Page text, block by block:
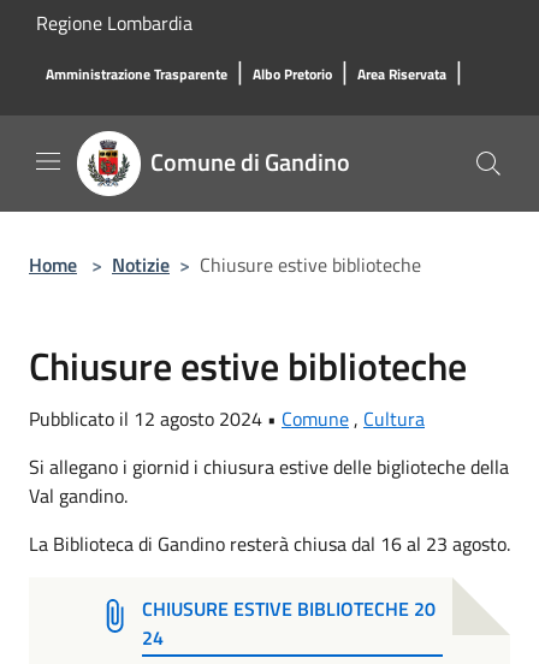
Salta al contenuto principale
Regione Lombardia
Amministrazione Trasparente | Albo Pretorio | Area Riservata |
Comune di Gandino
Home > Notizie > Chiusure estive biblioteche
Chiusure estive biblioteche
Pubblicato il 12 agosto 2024 • Comune, Cultura
Si allegano i giornid i chiusura estive delle biglioteche della
Val gandino.
La Biblioteca di Gandino resterà chiusa dal 16 al 23 agosto.
CHIUSURE ESTIVE BIBLIOTECHE 20
24